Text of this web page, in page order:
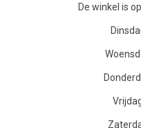
De winkel is